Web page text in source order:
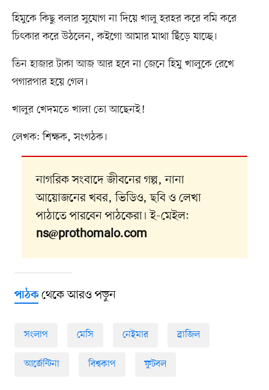
হিমুকে কিছু বলার সুযোগ না দিয়ে খালু হরহর করে বমি করে
চিৎকার করে উঠলেন, কইগো আমার মাথা ছিঁড়ে যাচ্ছে।
তিন হাজার টাকা আজ আর হবে না জেনে হিমু খালুকে রেখে
পগারপার হয়ে গেল।
খালুর খেদমতে খালা তো আছেনই!
লেখক: শিক্ষক, সংগঠক।
নাগরিক সংবাদে জীবনের গল্প, নানা
আয়োজনের খবর, ভিডিও, ছবি ও লেখা
পাঠাতে পারবেন পাঠকেরা। ই-মেইল:
ns@prothomalo.com
পাঠকথেকে আরও পড়ুন
সংলাপ মেসি নেইমার ব্রাজিল
আর্জেন্টিনা বিশ্বকাপ ফুটবল